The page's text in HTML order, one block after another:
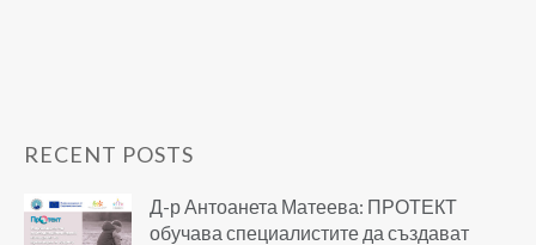
RECENT POSTS
Д-р Антоанета Матеева: ПРОТЕКТ
обучава специалистите да създават